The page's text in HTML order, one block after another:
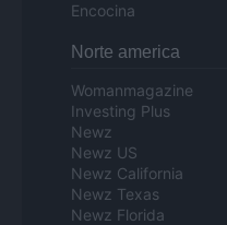
Encocina
Norte america
Womanmagazine
Investing Plus
Newz
Newz US
Newz California
Newz Texas
Newz Florida